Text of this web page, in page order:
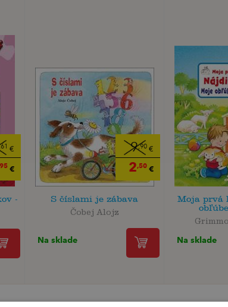
€
€
-
9,90 €
2,50 €
S číslami je zábava
Čobej Alojz
Na sklade
Moja prvá
Na sklade